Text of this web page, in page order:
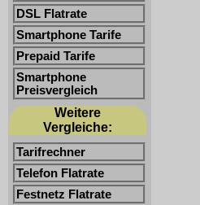
DSL Flatrate
Smartphone Tarife
Prepaid Tarife
Smartphone
Preisvergleich
Weitere
Vergleiche:
Tarifrechner
Telefon Flatrate
Festnetz Flatrate